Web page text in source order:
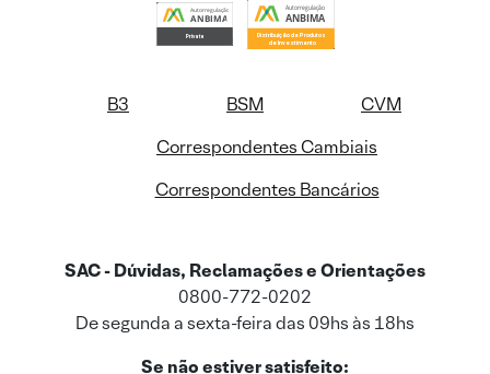
B3 BSM
CVM
Correspondentes Cambiais
Correspondentes Bancários
SAC - Dúvidas, Reclamações e Orientações
0800-772-0202
De segunda a sexta-feira das 09hs às 18hs
Se não estiver satisfeito: